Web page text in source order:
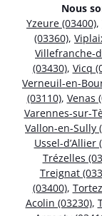
Nous
Yzeure (03400),
(03360),
Villefranche-
(03430), Vicq
Verneuil-en-
(03110), Venas
Varennes-sur-
Vallon-en-Sully
Ussel-d’Allier
Trézelles
Treignat
(03400),
Acolin (03230),